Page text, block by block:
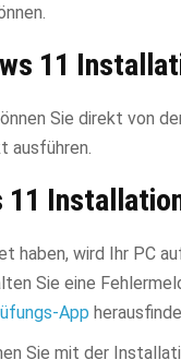
11
Sie direkt von
ausführen.
11
haben, wird Ihr PC
Sie eine
App
Sie mit der